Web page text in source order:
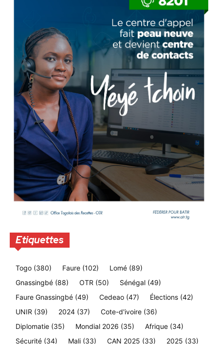
Etiquettes
Togo (380) Faure (102) Lomé (89)
Gnassingbé (88) OTR (50) Sénégal (49)
Faure Gnassingbé (49) Cedeao (47) Élections (42)
UNIR (39) 2024 (37) Cote-d'ivoire (36)
Diplomatie (35) Mondial 2026 (35) Afrique (34)
Sécurité (34) Mali (33) CAN 2025 (33) 2025 (33)